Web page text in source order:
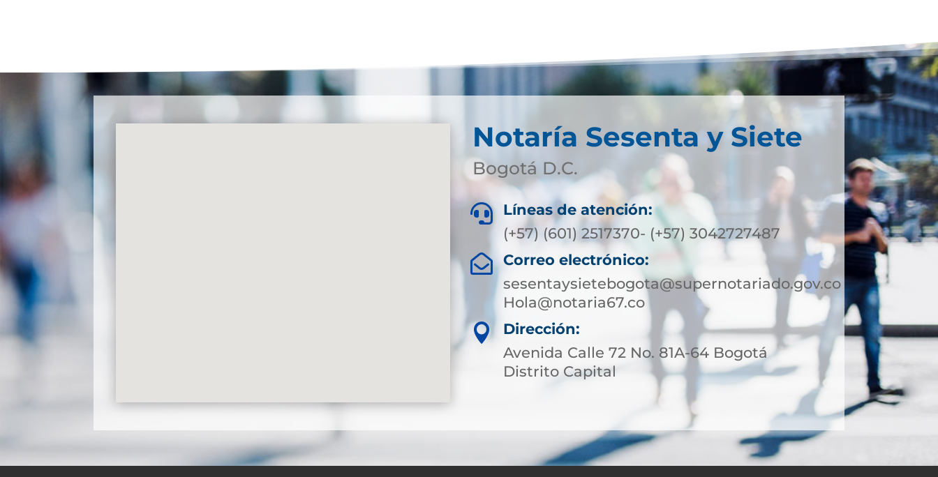
Notaría Sesenta y Siete
Bogotá D.C.

Líneas de atención:
(+57) (601) 2517370- (+57) 3042727487

Correo electrónico:
sesentaysietebogota@supernotariado.gov.co
Hola@notaria67.co

Dirección:
Avenida Calle 72 No. 81A-64 Bogotá
Distrito Capital